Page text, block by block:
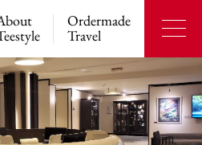
Ordermade
Travel